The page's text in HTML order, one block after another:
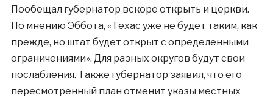
Пообещал губернатор вскоре открыть и церкви.
По мнению Эббота, «Техас уже не будет таким, как
прежде, но штат будет открыт с определенными
ограничениями». Для разных округов будут свои
послабления. Также губернатор заявил, что его
пересмотренный план отменит указы местных